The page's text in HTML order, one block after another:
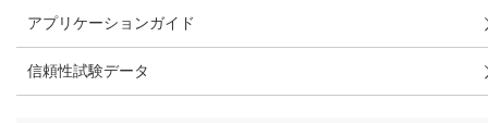
アプリケーションガイド
信頼性試験データ